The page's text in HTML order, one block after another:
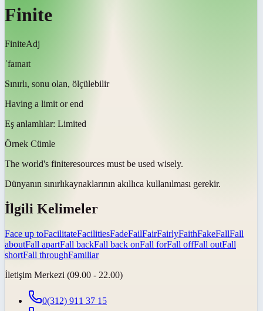
Finite
FiniteAdj
ˈfaɪnaɪt
Sınırlı, sonu olan, ölçülebilir
Having a limit or end
Eş anlamlılar: Limited
Örnek Cümle
The world's finiteresources must be used wisely.
Dünyanın sınırlıkaynaklarının akıllıca kullanılması gerekir.
İlgili Kelimeler
Face up toFacilitateFacilitiesFadeFailFairFairlyFaithFakeFallFall
aboutFall apartFall backFall back onFall forFall offFall outFall
shortFall throughFamiliar
İletişim Merkezi (09.00 - 22.00)
0(312) 911 37 15